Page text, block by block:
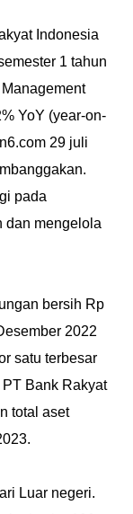
Indonesia
1 tahun
YoY (year-on-
29 juli
pada
dan mengelola
bersih Rp
2022
satu terbesar
Bank Rakyat
total aset
Luar negeri.